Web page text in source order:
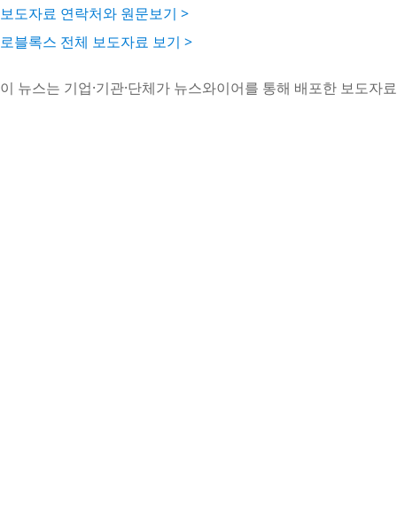
보도자료 연락처와 원문보기 >
로블록스 전체 보도자료 보기 >
이 뉴스는 기업·기관·단체가 뉴스와이어를 통해 배포한 보도자